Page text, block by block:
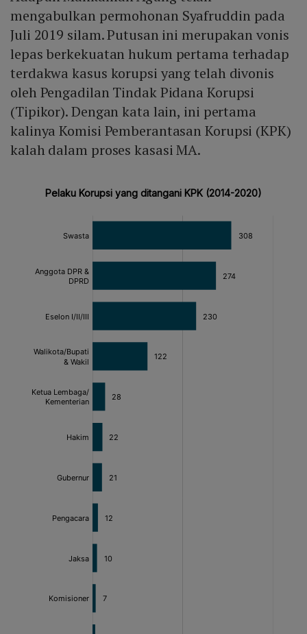
mengabulkan permohonan Syafruddin pada
Juli 2019 silam. Putusan ini merupakan vonis
lepas berkekuatan hukum pertama terhadap
terdakwa kasus korupsi yang telah divonis
oleh Pengadilan Tindak Pidana Korupsi
(Tipikor). Dengan kata lain, ini pertama
kalinya Komisi Pemberantasan Korupsi (KPK)
kalah dalam proses kasasi MA.